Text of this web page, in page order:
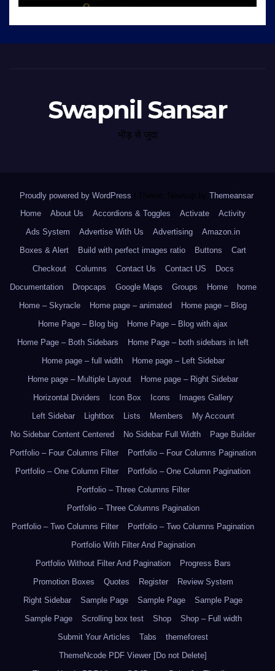
Swapnil Sansar
भीड़ से जुदा
Proudly powered by WordPress Theme: Newsup by Themeansar.
Home
About Us Accordions & Toggles Activate
Activity
Ads System
Advertise With Us Advertising
Amazon.in
Boxes & Alert
Build with perfect images ratio Buttons
Cart
Checkout
Columns Contact Us Contact US
Docs
Documentation
Dropcaps Google Maps Groups Home
home
Home – Skyracle
Home page – animated
Home page – Blog
Home Page – Blog big
Home Page – Blog with ajax
Home Page – Both Sidebars
Home Page – both sidebars in left
Home page – full width
Home page – Left Sidebar
Home page – Multiple Layout
Home page – Right Sidebar
Horizontal Dividers
Icon Box Icons
Images Gallery
Left Sidebar
Lightbox Lists Members
My Account
No Sidebar Content Centered
No Sidebar Full Width
Page Builder
Portfolio – Four Columns Filter
Portfolio – Four Columns Pagination
Portfolio – One Column Filter
Portfolio – One Column Pagination
Portfolio – Three Columns Filter
Portfolio – Three Columns Pagination
Portfolio – Two Columns Filter
Portfolio – Two Columns Pagination
Portfolio With Filter And Pagination
Portfolio Without Filter And Pagination
Progress Bars
Promotion Boxes
Quotes Register
Review System
Right Sidebar
Sample Page Sample Page
Sample Page
Sample Page
Scrolling box test Shop
Shop – Full width
Submit Your Articles
Tabs
themeforest
ThemeNcode PDF Viewer [Do not Delete]